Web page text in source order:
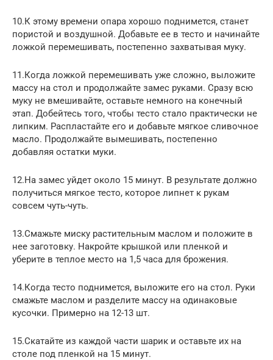
10.К этому времени опара хорошо поднимется, станет
пористой и воздушной. Добавьте ее в тесто и начинайте
ложкой перемешивать, постепенно захватывая муку.
11.Когда ложкой перемешивать уже сложно, выложите
массу на стол и продолжайте замес руками. Сразу всю
муку не вмешивайте, оставьте немного на конечный
этап. Добейтесь того, чтобы тесто стало практически не
липким. Распластайте его и добавьте мягкое сливочное
масло. Продолжайте вымешивать, постепенно
добавляя остатки муки.
12.На замес уйдет около 15 минут. В результате должно
получиться мягкое тесто, которое липнет к рукам
совсем чуть-чуть.
13.Смажьте миску растительным маслом и положите в
нее заготовку. Накройте крышкой или пленкой и
уберите в теплое место на 1,5 часа для брожения.
14.Когда тесто поднимется, выложите его на стол. Руки
смажьте маслом и разделите массу на одинаковые
кусочки. Примерно на 12-13 шт.
15.Скатайте из каждой части шарик и оставьте их на
столе под пленкой на 15 минут.